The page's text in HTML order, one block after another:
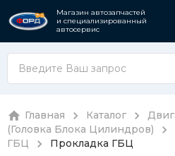
Магазин автозапчастей
и специализированный
автосервис
Главная Каталог
(Головка Блока Цилиндров)
ГБЦ
Прокладка ГБЦ